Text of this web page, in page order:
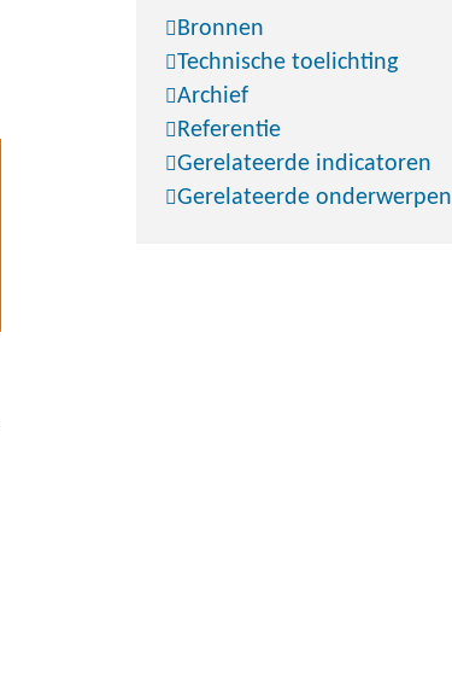
Bronnen
Technische toelichting
Archief
Referentie
Gerelateerde indicatoren
Gerelateerde onderwerpen